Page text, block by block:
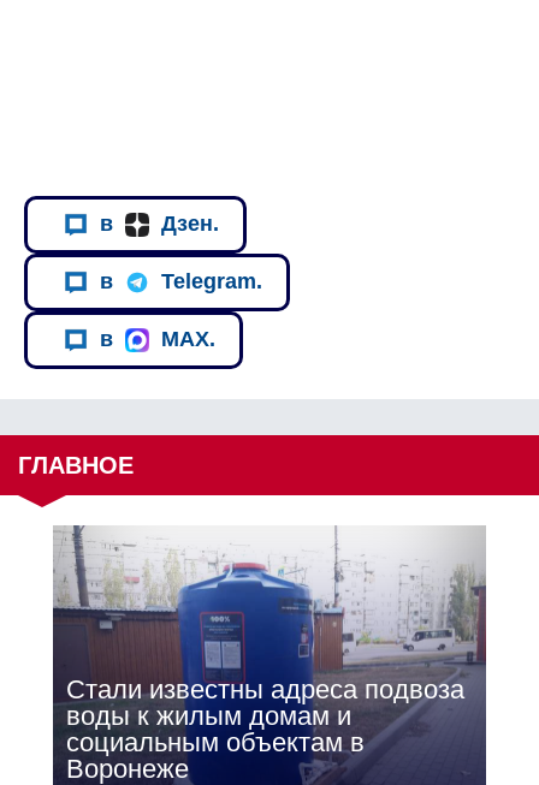
в Дзен.
в Telegram.
в MAX.
ГЛАВНОЕ
Стали известны адреса подвоза
воды к жилым домам и
социальным объектам в
Воронеже